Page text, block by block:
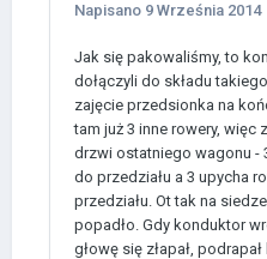
Napisano 9 Września 2014
Jak się pakowaliśmy, to
dołączyli do składu
zajęcie przedsionka na
tam już 3 inne rowery, więc
drzwi ostatniego wagonu -
do przedziału a 3 upycha
przedziału. Ot tak na
popadło. Gdy konduktor
głowę się złapał,